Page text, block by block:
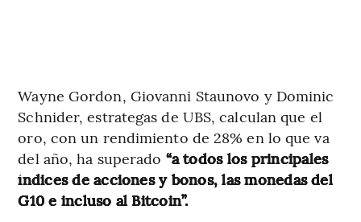
Wayne Gordon, Giovanni Staunovo y Dominic
Schnider, estrategas de UBS, calculan que el
oro, con un rendimiento de 28% en lo que va
del año, ha superado “a todos los principales
índices de acciones y bonos, las monedas del
G10 e incluso al Bitcoin”.